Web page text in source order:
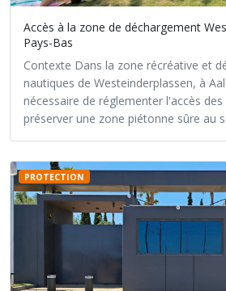
Accès à la zone de déchargement
Pays-Bas
Contexte Dans la zone récréative et
nautiques de Westeinderplassen, à
nécessaire de réglementer l'accès
préserver une zone piétonne sûre au
PROTECTION